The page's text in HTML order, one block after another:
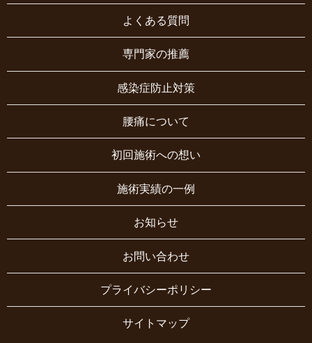
よくある質問
専門家の推薦
感染症防止対策
腰痛について
初回施術への想い
施術実績の一例
お知らせ
お問い合わせ
プライバシーポリシー
サイトマップ